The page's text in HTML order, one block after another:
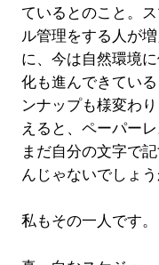
ているとのこと。
ル管理をする人が
に、今は自然環境
化も進んできてい
ンナップも様変わ
えると、ペーパー
まだ自分の文字で
んじゃないでしょう
私もその一人です。